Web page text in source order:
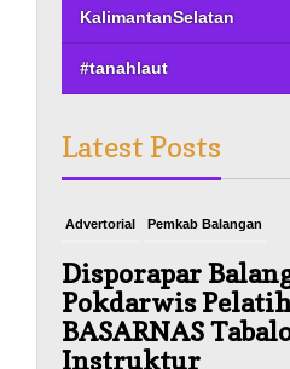
KalimantanSelatan
#tanahlaut
Latest Posts
Advertorial Pemkab Balangan
Disporapar
Pokdarwis
BASARNAS
Instruktur